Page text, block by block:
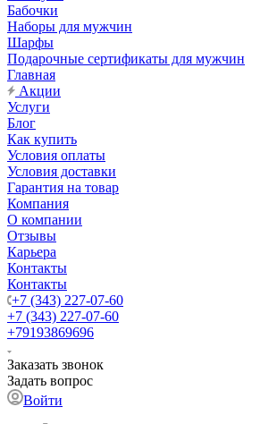
Бабочки
Наборы для мужчин
Шарфы
Подарочные сертификаты для мужчин
Главная
Акции
Услуги
Блог
Как купить
Условия оплаты
Условия доставки
Гарантия на товар
Компания
О компании
Отзывы
Карьера
Контакты
Контакты
+7 (343) 227-07-60
+7 (343) 227-07-60
+79193869696
Заказать звонок
Задать вопрос
Войти